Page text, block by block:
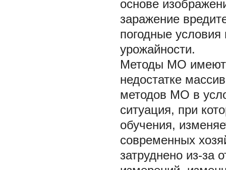
основе
заражение
погодные
урожайности.
Методы МО имеют
недостатке
методов МО в
ситуация, при
обучения,
современных
затруднено из-за